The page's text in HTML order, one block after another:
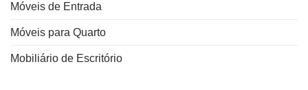
Móveis de Entrada
Móveis para Quarto
Mobiliário de Escritório